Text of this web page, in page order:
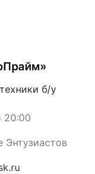
б/у
20:00